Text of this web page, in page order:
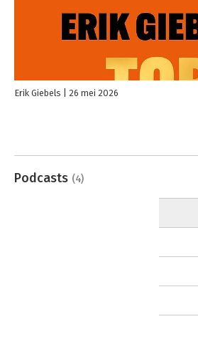
Erik Giebels 26 mei 2026
Podcasts (4)